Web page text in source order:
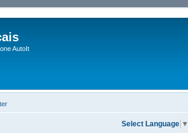
AutoIt
Select Language ▼